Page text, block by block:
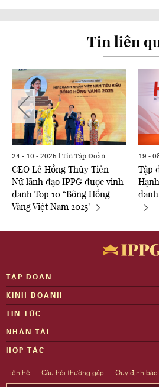
Tin liên
24 - 10 - 2025 | Tin Tập Đoàn
CEO Lê Hồng Thủy Tiên –
Nữ lãnh đạo IPPG được vinh
danh Top 10 “Bông Hồng
Vàng Việt Nam 2025"
19 -
Tập
TẬP ĐOÀN
KINH DOANH
TIN TỨC
NHÂN TÀI
HỢP TÁC
Liên hệ Câu hỏi thường gặp Quy định